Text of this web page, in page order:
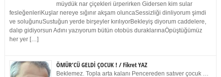
müydük nar çiçekleri ürperirken Gidersen kim sular
fesleğenleriKuşlar nereye sığınır akşam oluncaSessizliği dinliyorum şimdi
ve soluğunuSustuğun yerde birşeyler kırılıyorBekleyiş diyorum caddelere,
dalıp gidiyorsun Adını yazıyorum bütün otobüs duraklarınaÖpüştüğümüz
her yer […]
ÖMÜR’CÜ GELDİ ÇOCUK ! / Fikret YAZ
Beklemez. Topla arta kalanı Pencereden satıver çocuk …